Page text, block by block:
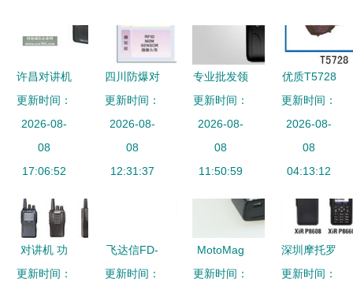
许昌对讲机
代理 河南
诚信企业网
B版对讲机
助力高效通
更新时间：
2026-08-
08
17:06:52
四川防爆对
讲机浙江厂
家价格价格
厂家 图片
更新时间：
2026-08-
08
12:31:37
专业批发领
航TS 508A
对讲机 精
准沟通，高
效领航
更新时间：
2026-08-
08
11:50:59
优质T5728
摩托罗拉对
讲机 高效
通信的可靠
之选
更新时间：
2026-08-
08
04:13:12
对讲机 功
能原理与发
更新时间：
飞达信FD-
66对讲机
更新时间：
MotoMag
One A10
更新时间：
深圳摩托罗
拉对讲机专
更新时间：